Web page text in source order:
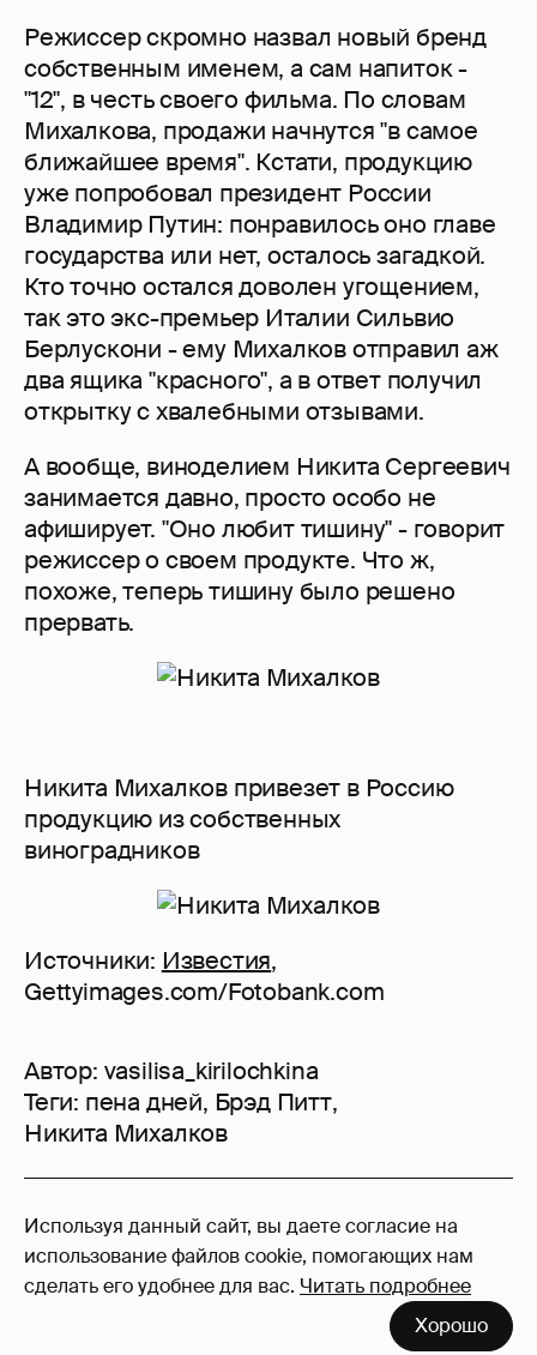
Используя данный сайт, вы даете согласие на
использование файлов cookie, помогающих нам
сделать его удобнее для вас. Читать подробнее
Хорошо
Режиссер скромно назвал новый бренд
собственным именем, а сам напиток -
"12", в честь своего фильма. По словам
Михалкова, продажи начнутся "в самое
ближайшее время". Кстати, продукцию
уже попробовал президент России
Владимир Путин: понравилось оно главе
государства или нет, осталось загадкой.
Кто точно остался доволен угощением,
так это экс-премьер Италии Сильвио
Берлускони - ему Михалков отправил аж
два ящика "красного", а в ответ получил
открытку с хвалебными отзывами.
А вообще, виноделием Никита Сергеевич
занимается давно, просто особо не
афиширует. "Оно любит тишину" - говорит
режиссер о своем продукте. Что ж,
похоже, теперь тишину было решено
прервать.
Никита Михалков привезет в Россию
продукцию из собственных
виноградников
Источники: Известия,
Gettyimages.com/Fotobank.com
Автор: vasilisa_kirilochkina
Теги: пена дней, Брэд Питт,
Никита Михалков
47
Войдите в аккаунт, чтобы читать и
оставлять комментарии